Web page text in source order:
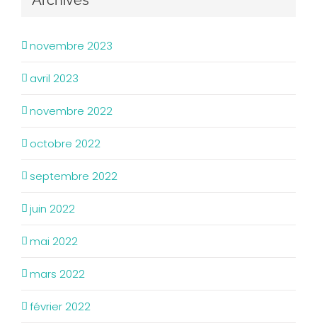
novembre 2023
avril 2023
novembre 2022
octobre 2022
septembre 2022
juin 2022
mai 2022
mars 2022
février 2022